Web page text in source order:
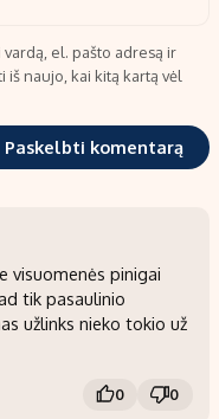
el. pašto adresą ir
naujo, kai kitą kartą vėl
visuomenės pinigai
tik pasaulinio
užlinks nieko tokio už
0 0